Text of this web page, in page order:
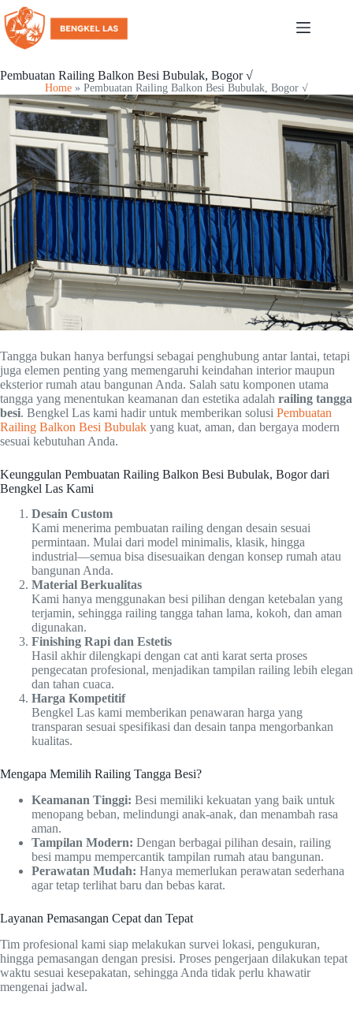
Pembuatan Railing Balkon Besi Bubulak, Bogor √
Home » Pembuatan Railing Balkon Besi Bubulak, Bogor √
Tangga bukan hanya berfungsi sebagai penghubung antar lantai, tetapi
juga elemen penting yang memengaruhi keindahan interior maupun
eksterior rumah atau bangunan Anda. Salah satu komponen utama
tangga yang menentukan keamanan dan estetika adalah railing tangga
besi. Bengkel Las kami hadir untuk memberikan solusi Pembuatan
Railing Balkon Besi Bubulak yang kuat, aman, dan bergaya modern
sesuai kebutuhan Anda.
Keunggulan Pembuatan Railing Balkon Besi Bubulak, Bogor dari
Bengkel Las Kami
Desain Custom
Kami menerima pembuatan railing dengan desain sesuai
permintaan. Mulai dari model minimalis, klasik, hingga
industrial—semua bisa disesuaikan dengan konsep rumah atau
bangunan Anda.
Material Berkualitas
Kami hanya menggunakan besi pilihan dengan ketebalan yang
terjamin, sehingga railing tangga tahan lama, kokoh, dan aman
digunakan.
Finishing Rapi dan Estetis
Hasil akhir dilengkapi dengan cat anti karat serta proses
pengecatan profesional, menjadikan tampilan railing lebih elegan
dan tahan cuaca.
Harga Kompetitif
Bengkel Las kami memberikan penawaran harga yang
transparan sesuai spesifikasi dan desain tanpa mengorbankan
kualitas.
Mengapa Memilih Railing Tangga Besi?
Keamanan Tinggi: Besi memiliki kekuatan yang baik untuk
menopang beban, melindungi anak-anak, dan menambah rasa
aman.
Tampilan Modern: Dengan berbagai pilihan desain, railing
besi mampu mempercantik tampilan rumah atau bangunan.
Perawatan Mudah: Hanya memerlukan perawatan sederhana
agar tetap terlihat baru dan bebas karat.
Layanan Pemasangan Cepat dan Tepat
Tim profesional kami siap melakukan survei lokasi, pengukuran,
hingga pemasangan dengan presisi. Proses pengerjaan dilakukan tepat
waktu sesuai kesepakatan, sehingga Anda tidak perlu khawatir
mengenai jadwal.